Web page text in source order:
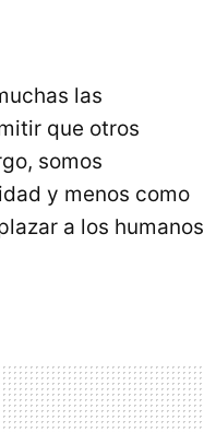
las
que otros
somos
y menos como
a los humanos